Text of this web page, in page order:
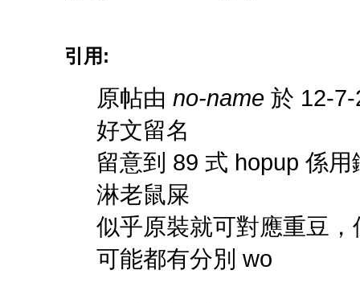
引用:
原帖由 no-name 於 12-
好文留名
留意到 89 式 hopup 係
淋老鼠屎
似乎原裝就可對應重豆
可能都有分別 wo